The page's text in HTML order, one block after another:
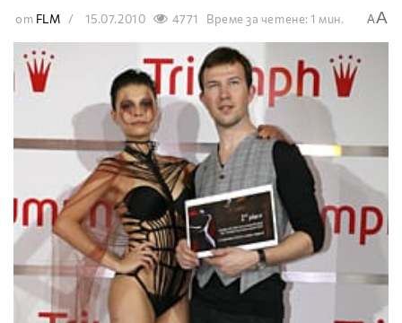
от FLM 15.07.2010 4771 Време за четене: 1 мин. AA